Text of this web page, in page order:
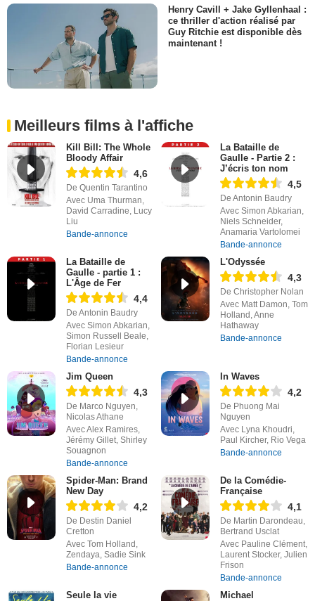
Henry Cavill + Jake Gyllenhaal :
ce thriller d'action réalisé par
Guy Ritchie est disponible dès
maintenant !
Meilleurs films à l'affiche
Kill Bill: The Whole
Bloody Affair
4,6
De Quentin Tarantino
Avec Uma Thurman,
David Carradine, Lucy
Liu
Bande-annonce
La Bataille de
Gaulle - Partie 2 :
J’écris ton nom
4,5
De Antonin Baudry
Avec Simon Abkarian,
Niels Schneider,
Anamaria Vartolomei
Bande-annonce
La Bataille de
Gaulle - partie 1 :
L'Âge de Fer
4,4
De Antonin Baudry
Avec Simon Abkarian,
Simon Russell Beale,
Florian Lesieur
Bande-annonce
L'Odyssée
4,3
De Christopher Nolan
Avec Matt Damon, Tom
Holland, Anne
Hathaway
Bande-annonce
Jim Queen
4,3
De Marco Nguyen,
Nicolas Athane
Avec Alex Ramires,
Jérémy Gillet, Shirley
Souagnon
Bande-annonce
In Waves
4,2
De Phuong Mai
Nguyen
Avec Lyna Khoudri,
Paul Kircher, Rio Vega
Bande-annonce
Spider-Man: Brand
New Day
4,2
De Destin Daniel
Cretton
Avec Tom Holland,
Zendaya, Sadie Sink
Bande-annonce
De la Comédie-
Française
4,1
De Martin Darondeau,
Bertrand Usclat
Avec Pauline Clément,
Laurent Stocker, Julien
Frison
Bande-annonce
Seule la vie Michael